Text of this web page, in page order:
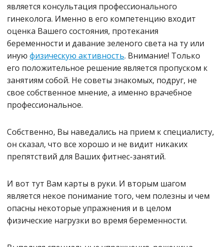
является консультация профессионального
гинеколога. Именно в его компетенцию входит
оценка Вашего состояния, протекания
беременности и давание зеленого света на ту или
иную физическую активность. Внимание! Только
его положительное решение является пропуском к
занятиям собой. Не советы знакомых, подруг, не
свое собственное мнение, а именно врачебное
профессиональное.
Собственно, Вы наведались на прием к специалисту,
он сказал, что все хорошо и не видит никаких
препятствий для Ваших фитнес-занятий.
И вот тут Вам карты в руки. И вторым шагом
является некое понимание того, чем полезны и чем
опасны некоторые упражнения и в целом
физические нагрузки во время беременности.